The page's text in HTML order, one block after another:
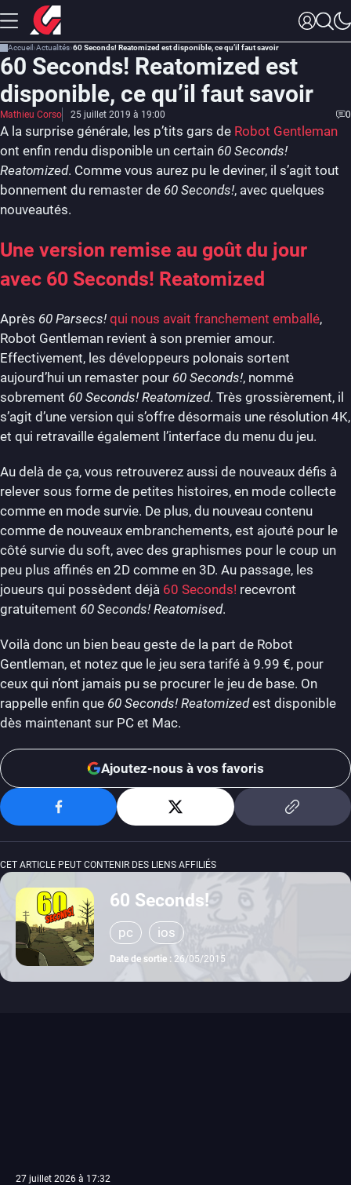
Accueil Actualités 60 Seconds! Reatomized est disponible, ce qu’il faut savoir
60 Seconds! Reatomized est
disponible, ce qu’il faut savoir
Mathieu Corso 25 juillet 2019 à 19:00 0
A la surprise générale, les p’tits gars de Robot Gentleman
ont enfin rendu disponible un certain 60 Seconds!
Reatomized. Comme vous aurez pu le deviner, il s’agit tout
bonnement du remaster de 60 Seconds!, avec quelques
nouveautés.
Une version remise au goût du jour
avec 60 Seconds! Reatomized
Après 60 Parsecs! qui nous avait franchement emballé,
Robot Gentleman revient à son premier amour.
Effectivement, les développeurs polonais sortent
aujourd’hui un remaster pour 60 Seconds!, nommé
sobrement 60 Seconds! Reatomized. Très grossièrement, il
s’agit d’une version qui s’offre désormais une résolution 4K,
et qui retravaille également l’interface du menu du jeu.
Au delà de ça, vous retrouverez aussi de nouveaux défis à
relever sous forme de petites histoires, en mode collecte
comme en mode survie. De plus, du nouveau contenu
comme de nouveaux embranchements, est ajouté pour le
côté survie du soft, avec des graphismes pour le coup un
peu plus affinés en 2D comme en 3D. Au passage, les
joueurs qui possèdent déjà 60 Seconds! recevront
gratuitement 60 Seconds! Reatomised.
Voilà donc un bien beau geste de la part de Robot
Gentleman, et notez que le jeu sera tarifé à 9.99 €, pour
ceux qui n’ont jamais pu se procurer le jeu de base. On
rappelle enfin que 60 Seconds! Reatomizedest disponible
dès maintenant sur PC et Mac.
Ajoutez-nous à vos favoris
CET ARTICLE PEUT CONTENIR DES LIENS AFFILIÉS
60 Seconds!
pc ios
Date de sortie : 26/05/2015
27 juillet 2026 à 17:32